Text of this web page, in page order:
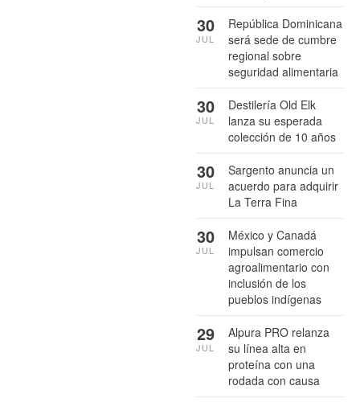
República Dominicana
será sede de cumbre
regional sobre
seguridad alimentaria
30
JUL
Destilería Old Elk
lanza su esperada
colección de 10 años
30
JUL
Sargento anuncia un
acuerdo para adquirir
La Terra Fina
30
JUL
México y Canadá
impulsan comercio
agroalimentario con
inclusión de los
pueblos indígenas
30
JUL
Alpura PRO relanza
su línea alta en
proteína con una
rodada con causa
29
JUL